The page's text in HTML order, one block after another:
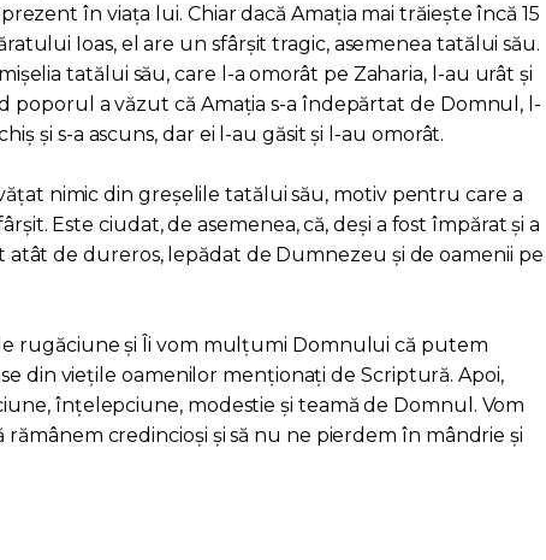
în viața lui. Chiar dacă Amația mai trăiește încă 15
Ioas, el are un sfârșit tragic, asemenea tatălui său.
tatălui său, care l-a omorât pe Zaharia, l-au urât și
poporul a văzut că Amația s-a îndepărtat de Domnul, l-
și s-a ascuns, dar ei l-au găsit și l-au omorât.
nimic din greșelile tatălui său, motiv pentru care a
Este ciudat, de asemenea, că, deși a fost împărat și a
atât de dureros, lepădat de Dumnezeu și de oamenii pe
rugăciune și Îi vom mulțumi Domnului că putem
din viețile oamenilor menționați de Scriptură. Apoi,
înțelepciune, modestie și teamă de Domnul. Vom
credincioși și să nu ne pierdem în mândrie și